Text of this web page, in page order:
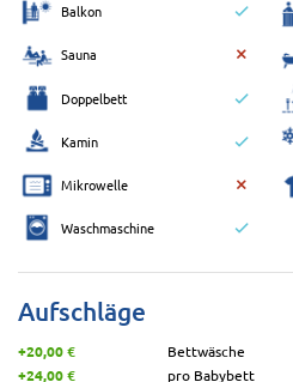
Balkon
Sauna
Doppelbett
Kamin
Mikrowelle
Waschmaschine
Aufschläge
+20,00 €
Bettwäsche
+24,00 €
pro Babybett